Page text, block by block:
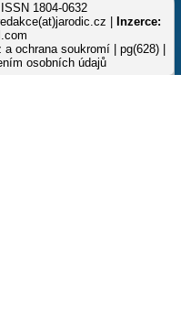
1804-0632
|
Inzerce:
a ochrana soukromí | pg(628) |
osobních údajů